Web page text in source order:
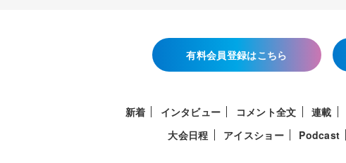
有料会員登録はこちら
新着 インタビュー コメント全文 連載
大会日程
アイスショー Podcast